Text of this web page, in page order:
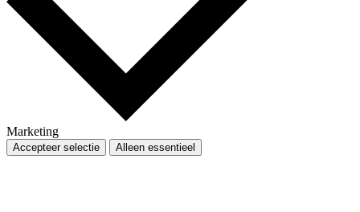
Marketing
Accepteer selectie Alleen essentieel